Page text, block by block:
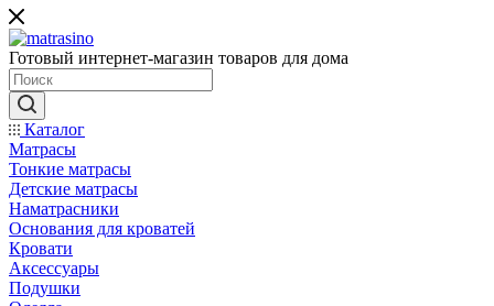
Готовый интернет-магазин товаров для дома
Каталог
Матрасы
Тонкие матрасы
Детские матрасы
Наматрасники
Основания для кроватей
Кровати
Аксессуары
Подушки